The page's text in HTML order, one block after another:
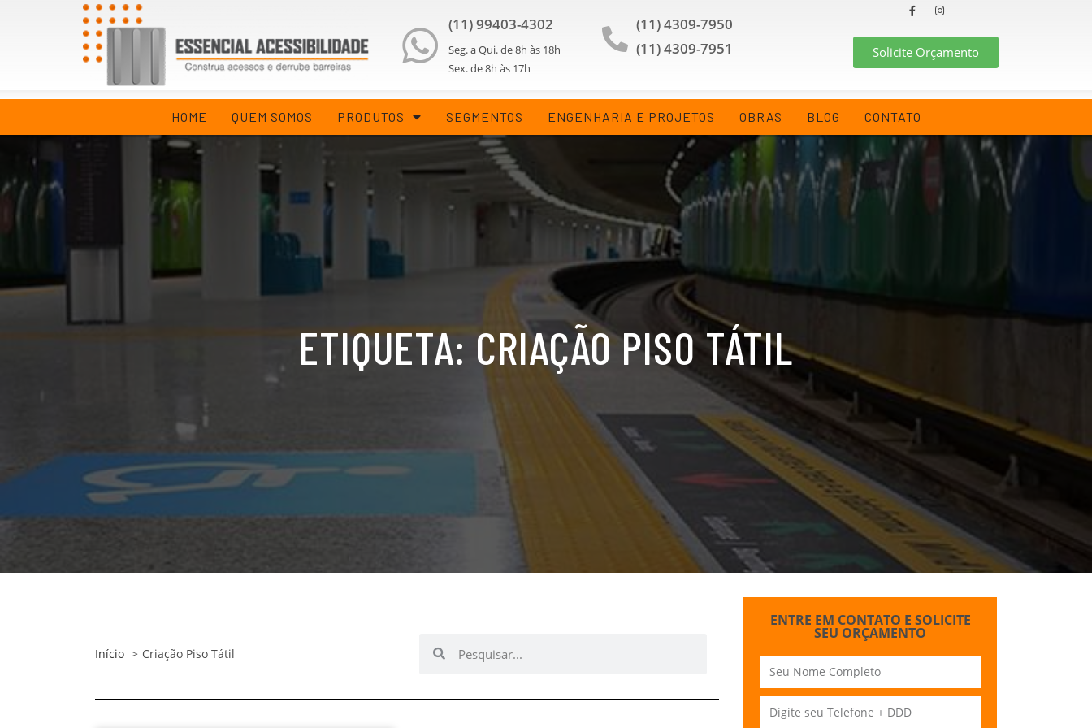
(11) 99403-4302
Seg. a Qui. de 8h às 18h
Sex. de 8h às 17h
(11) 4309-7950
(11) 4309-7951
Solicite Orçamento
HOME QUEM SOMOS PRODUTOS SEGMENTOS ENGENHARIA E PROJETOS OBRAS BLOG CONTATO
ETIQUETA: CRIAÇÃO PISO TÁTIL
Início Criação Piso Tátil
ENTRE EM CONTATO E SOLICITE
SEU ORÇAMENTO